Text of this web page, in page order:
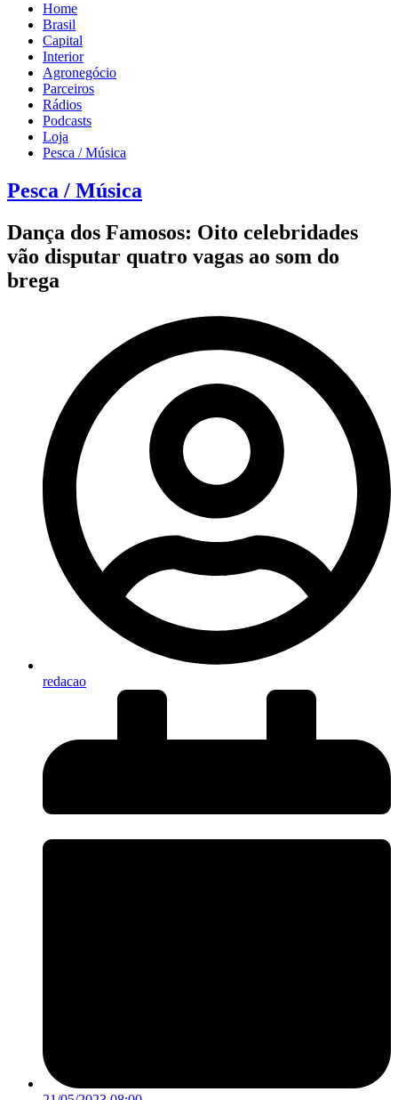
Home
Brasil
Capital
Interior
Agronegócio
Parceiros
Rádios
Podcasts
Loja
Pesca / Música
Pesca / Música
Dança dos Famosos: Oito celebridades
vão disputar quatro vagas ao som do
brega
redacao